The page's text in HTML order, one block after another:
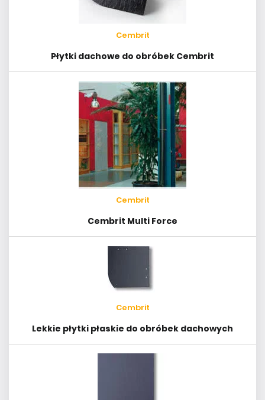
Cembrit
Płytki dachowe do obróbek Cembrit
Cembrit
Cembrit Multi Force
Cembrit
Lekkie płytki płaskie do obróbek dachowych